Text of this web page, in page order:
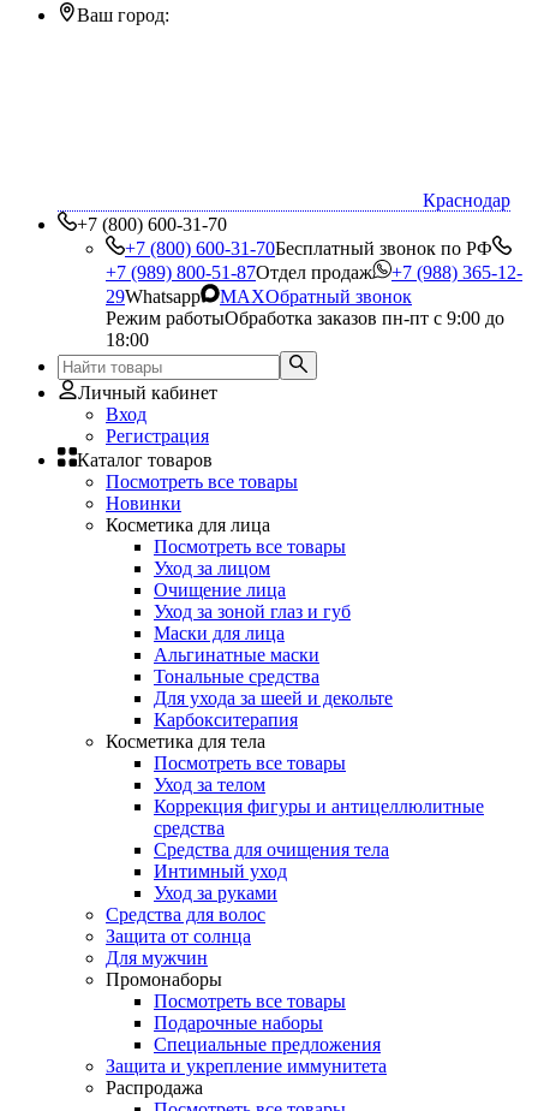
Ваш город:
Краснодар
+7 (800) 600-31-70
+7 (800) 600-31-70Бесплатный звонок по РФ
+7 (989) 800-51-87Отдел продаж
+7 (988) 365-12-
29Whatsapp MAXОбратный звонок
Режим работыОбработка заказов пн-пт с 9:00 до
18:00
Личный кабинет
Вход
Регистрация
Каталог товаров
Посмотреть все товары
Новинки
Косметика для лица
Посмотреть все товары
Уход за лицом
Очищение лица
Уход за зоной глаз и губ
Маски для лица
Альгинатные маски
Тональные средства
Для ухода за шеей и декольте
Карбокситерапия
Косметика для тела
Посмотреть все товары
Уход за телом
Коррекция фигуры и антицеллюлитные
средства
Средства для очищения тела
Интимный уход
Уход за руками
Средства для волос
Защита от солнца
Для мужчин
Промонаборы
Посмотреть все товары
Подарочные наборы
Специальные предложения
Защита и укрепление иммунитета
Распродажа